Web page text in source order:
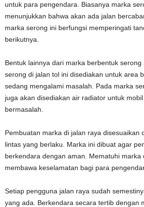
untuk para pengendara. Biasanya marka
menunjukkan bahwa akan ada jalan
marka serong ini berfungsi memperingati
berikutnya.
Bentuk lainnya dari marka berbentuk
serong di jalan tol ini disediakan untuk area
sedang mengalami masalah. Pada marka
juga akan disediakan air radiator untuk
bermasalah.
Pembuatan marka di jalan raya disesuaikan
lintas yang berlaku. Marka ini dibuat agar
berkendara dengan aman. Mematuhi marka
membawa keselamatan bagi para
Setiap pengguna jalan raya sudah
yang ada. Berkendara secara tertib dengan